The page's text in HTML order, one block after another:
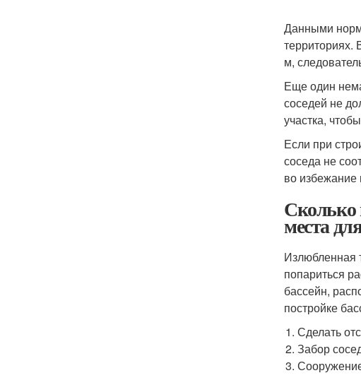
Данными
территориях.
м,
Еще один
соседей не
участка,
Если при
соседа не
во
Сколько
места
Излюбленная
попариться
бассейн,
постройке
Сделать
Забор